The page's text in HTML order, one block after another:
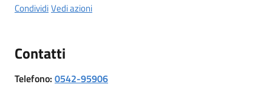
line
Tutti
CondividiVedi azioni
Contatti
Telefono: 0542-95906